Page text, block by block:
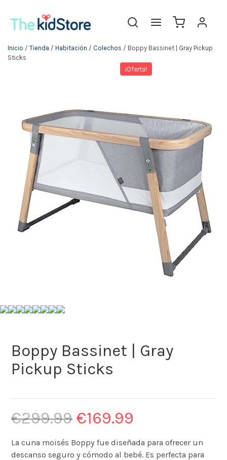
Inicio / Tienda / Habitación / Colechos / Boppy Bassinet | Gray Pickup
Sticks
¡Oferta!
Boppy Bassinet | Gray
Pickup Sticks
€299.99 €169.99
La cuna moisés Boppy fue diseñada para ofrecer un
descanso seguro y cómodo al bebé. Es perfecta para